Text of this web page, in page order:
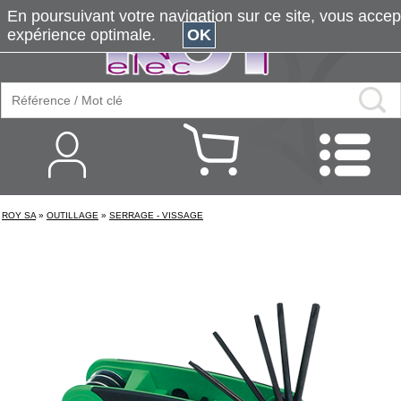
ROY SA » OUTILLAGE » SERRAGE - VISSAGE
En poursuivant votre navigation sur ce site, vous
expérience optimale.
OK